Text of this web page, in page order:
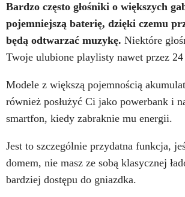
Bardzo często głośniki o większych
pojemniejszą baterię, dzięki czemu
będą odtwarzać muzykę. Niektóre
Twoje ulubione playlisty nawet przez
Modele z większą pojemnością
również posłużyć Ci jako powerbank i
smartfon, kiedy zabraknie mu energii.
Jest to szczególnie przydatna funkcja,
domem, nie masz ze sobą klasycznej
bardziej dostępu do gniazdka.